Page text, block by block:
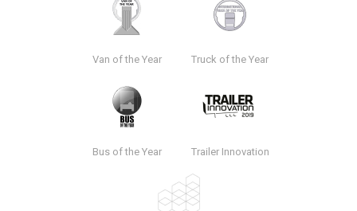
Van of the Year Truck of the Year
Bus of the Year Trailer Innovation